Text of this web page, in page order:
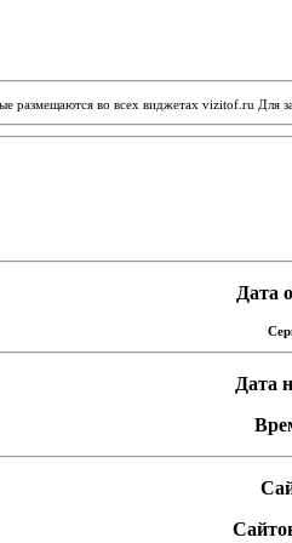
размещаются во всех виджетах vizitof.ru Для
Дата
Дата